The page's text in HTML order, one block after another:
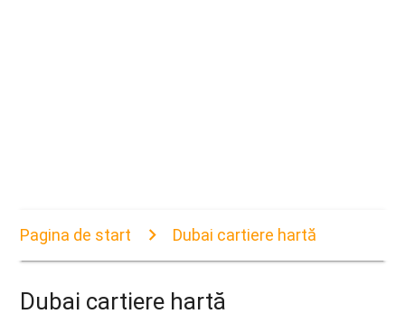
Pagina de start Dubai cartiere hartă
Dubai cartiere hartă